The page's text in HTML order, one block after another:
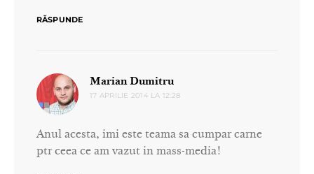
RĂSPUNDE
Marian Dumitru
17 APRILIE 2014 LA 12:28
Anul acesta, imi este teama sa cumpar carne
ptr ceea ce am vazut in mass-media!